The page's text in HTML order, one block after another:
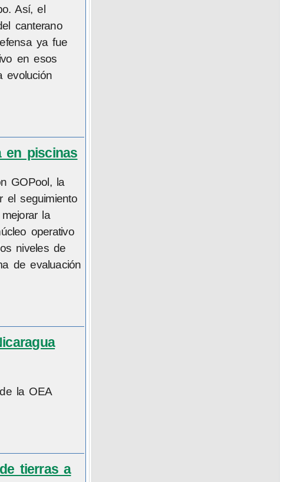
Así, el
canterano
ya fue
en esos
evolución
en piscinas
GOPool, la
el seguimiento
la
operativo
niveles de
de evaluación
la OEA
tierras a